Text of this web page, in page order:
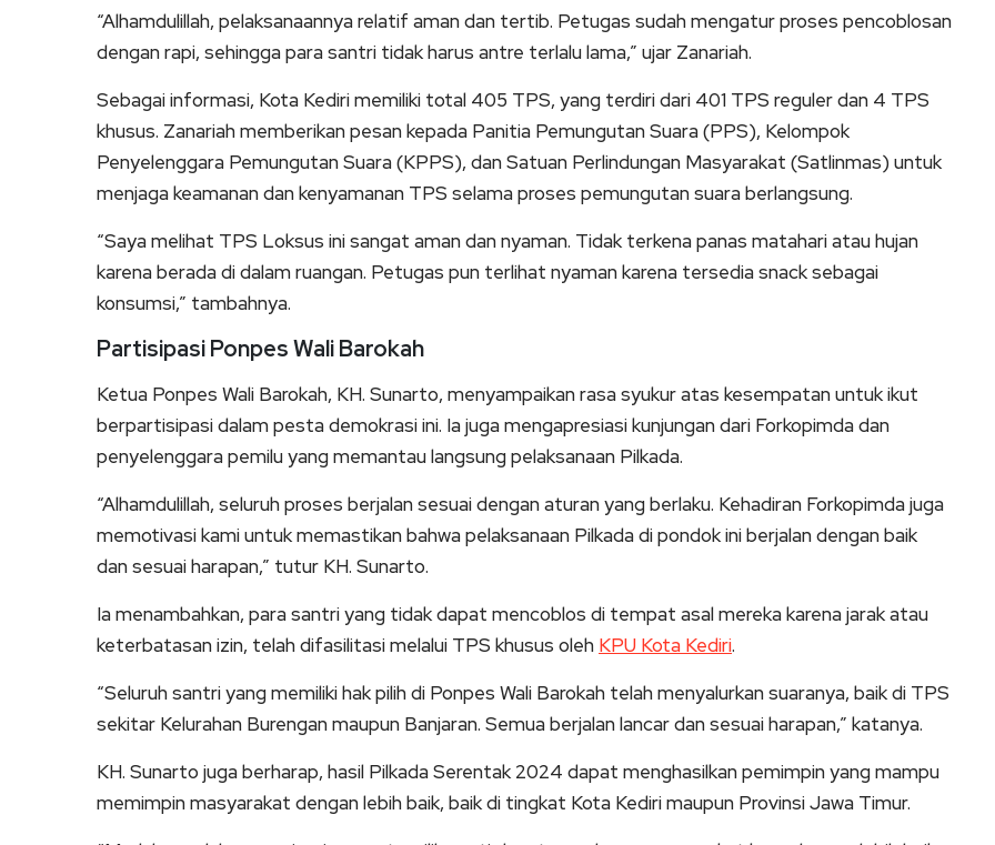
“Alhamdulillah, pelaksanaannya relatif aman dan tertib. Petugas sudah mengatur proses pencoblosan
dengan rapi, sehingga para santri tidak harus antre terlalu lama,” ujar Zanariah.
Sebagai informasi, Kota Kediri memiliki total 405 TPS, yang terdiri dari 401 TPS reguler dan 4 TPS
khusus. Zanariah memberikan pesan kepada Panitia Pemungutan Suara (PPS), Kelompok
Penyelenggara Pemungutan Suara (KPPS), dan Satuan Perlindungan Masyarakat (Satlinmas) untuk
menjaga keamanan dan kenyamanan TPS selama proses pemungutan suara berlangsung.
“Saya melihat TPS Loksus ini sangat aman dan nyaman. Tidak terkena panas matahari atau hujan
karena berada di dalam ruangan. Petugas pun terlihat nyaman karena tersedia snack sebagai
konsumsi,” tambahnya.
Partisipasi Ponpes Wali Barokah
Ketua Ponpes Wali Barokah, KH. Sunarto, menyampaikan rasa syukur atas kesempatan untuk ikut
berpartisipasi dalam pesta demokrasi ini. Ia juga mengapresiasi kunjungan dari Forkopimda dan
penyelenggara pemilu yang memantau langsung pelaksanaan Pilkada.
“Alhamdulillah, seluruh proses berjalan sesuai dengan aturan yang berlaku. Kehadiran Forkopimda juga
memotivasi kami untuk memastikan bahwa pelaksanaan Pilkada di pondok ini berjalan dengan baik
dan sesuai harapan,” tutur KH. Sunarto.
Ia menambahkan, para santri yang tidak dapat mencoblos di tempat asal mereka karena jarak atau
keterbatasan izin, telah difasilitasi melalui TPS khusus oleh KPU Kota Kediri.
“Seluruh santri yang memiliki hak pilih di Ponpes Wali Barokah telah menyalurkan suaranya, baik di TPS
sekitar Kelurahan Burengan maupun Banjaran. Semua berjalan lancar dan sesuai harapan,” katanya.
KH. Sunarto juga berharap, hasil Pilkada Serentak 2024 dapat menghasilkan pemimpin yang mampu
memimpin masyarakat dengan lebih baik, baik di tingkat Kota Kediri maupun Provinsi Jawa Timur.